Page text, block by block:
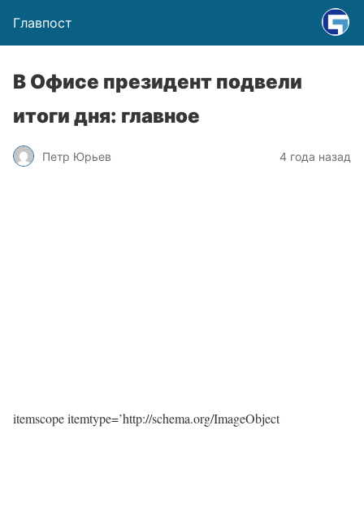
Главпост
В Офисе президент подвели
итоги дня: главное
Петр Юрьев 4 года назад
itemscope itemtype=’http://schema.org/ImageObject